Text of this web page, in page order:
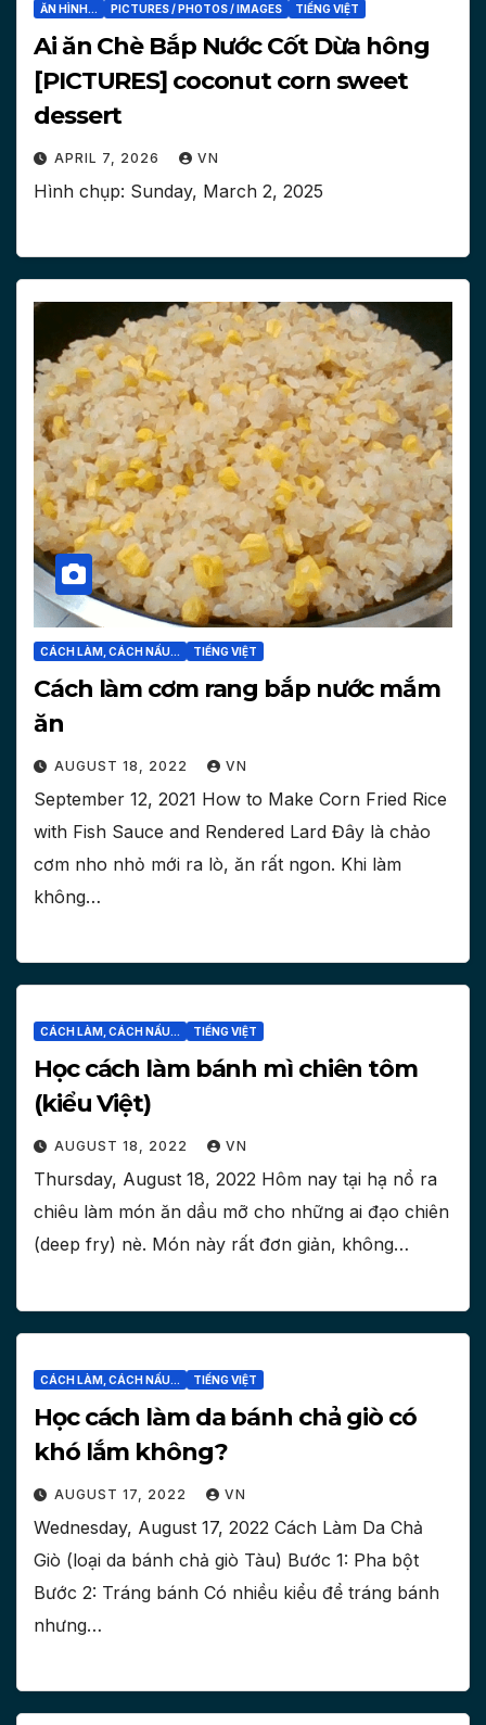
ĂN HÌNH... PICTURES / PHOTOS / IMAGES TIẾNG VIỆT
Ai ăn Chè Bắp Nước Cốt Dừa hông
[PICTURES] coconut corn sweet
dessert
APRIL 7, 2026 VN
Hình chụp: ‎Sunday, ‎March ‎2, ‎2025
CÁCH LÀM, CÁCH NẤU... TIẾNG VIỆT
Cách làm cơm rang bắp nước mắm
ăn
AUGUST 18, 2022 VN
September 12, 2021 How to Make Corn Fried Rice
with Fish Sauce and Rendered Lard Đây là chảo
cơm nho nhỏ mới ra lò, ăn rất ngon. Khi làm
không…
CÁCH LÀM, CÁCH NẤU... TIẾNG VIỆT
Học cách làm bánh mì chiên tôm
(kiểu Việt)
AUGUST 18, 2022 VN
Thursday, August 18, 2022 Hôm nay tại hạ nổ ra
chiêu làm món ăn dầu mỡ cho những ai đạo chiên
(deep fry) nè. Món này rất đơn giản, không…
CÁCH LÀM, CÁCH NẤU... TIẾNG VIỆT
Học cách làm da bánh chả giò có
khó lắm không?
AUGUST 17, 2022 VN
Wednesday, August 17, 2022 Cách Làm Da Chả
Giò (loại da bánh chả giò Tàu) Bước 1: Pha bột
Bước 2: Tráng bánh Có nhiều kiểu để tráng bánh
nhưng…